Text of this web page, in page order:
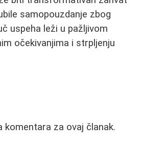
samopouzdanje zbog
uspeha leži u pažljivom
očekivanjima i strpljenju
komentara za ovaj članak.